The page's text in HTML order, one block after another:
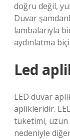
doğru değil,
Duvar
lambalarıyla
aydınlatma
Led
LED duvar
aplikleridir.
tüketimi, uzun
nedeniyle